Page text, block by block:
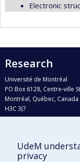
Electronic
Research
Université de Montréal
PO Box 6128, Centre-ville
Montréal, Québec, Canada
H3C 3J7
Who does what?
UdeM
privacy